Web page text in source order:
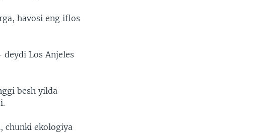
havosi eng iflos
Los Anjeles
besh yilda
chunki ekologiya